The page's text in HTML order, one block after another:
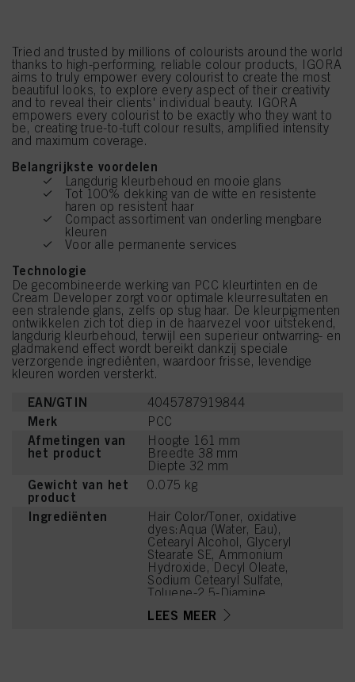
Tried and trusted by millions of colourists around the world
thanks to high-performing, reliable colour products, IGORA
aims to truly empower every colourist to create the most
beautiful looks, to explore every aspect of their creativity
and to reveal their clients' individual beauty. IGORA
empowers every colourist to be exactly who they want to
be, creating true-to-tuft colour results, amplified intensity
and maximum coverage.
Belangrijkste voordelen
Langdurig kleurbehoud en mooie glans
Tot 100% dekking van de witte en resistente
haren op resistent haar
Compact assortiment van onderling mengbare
kleuren
Voor alle permanente services
Technologie
De gecombineerde werking van PCC kleurtinten en de
Cream Developer zorgt voor optimale kleurresultaten en
een stralende glans, zelfs op stug haar. De kleurpigmenten
ontwikkelen zich tot diep in de haarvezel voor uitstekend,
langdurig kleurbehoud, terwijl een superieur ontwarring- en
gladmakend effect wordt bereikt dankzij speciale
verzorgende ingrediënten, waardoor frisse, levendige
kleuren worden versterkt.
EAN/GTIN 4045787919844
Merk PCC
Afmetingen van
het product
Hoogte 161 mm
Breedte 38 mm
Diepte 32 mm
Gewicht van het
product
0.075 kg
Ingrediënten
Hair Color/Toner, oxidative
dyes:Aqua (Water, Eau),
Cetearyl Alcohol, Glyceryl
Stearate SE, Ammonium
Hydroxide, Decyl Oleate,
Sodium Cetearyl Sulfate,
Toluene-2,5-Diamine
EDTA, Parfum (Fragrance),
LEES MEER